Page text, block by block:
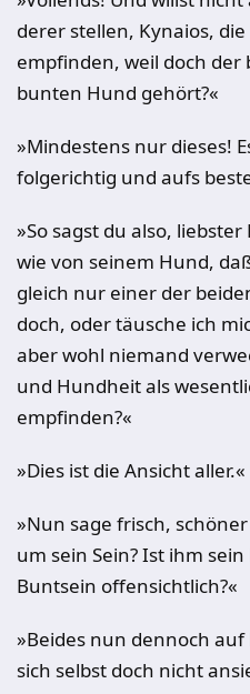
derer stellen, Kynaios,
empfinden, weil doch
bunten Hund gehört?«
»Mindestens nur dieses!
folgerichtig und aufs
»So sagst du also,
wie von seinem Hund,
gleich nur einer der
doch, oder täusche ich
aber wohl niemand
und Hundheit als
empfinden?«
»Dies ist die Ansicht aller.«
»Nun sage frisch,
um sein Sein? Ist ihm
Buntsein offensichtlich?«
»Beides nun dennoch
sich selbst doch nicht